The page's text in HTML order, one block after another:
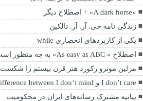
«A dark horse» + اصطلاح دیگر
زندگی نامه جی. آر. آر. تالکین
یکی از کاربردهای انحصاری while
اصطلاح « As easy as ABC» به چه منظور است؟
مرلین مونرو رکورد هنر قرن بیستم را شکست
I don’t care و difference between I don’t mind
بیانیه مشترک رسانه‌‌های ایران در محکومیت